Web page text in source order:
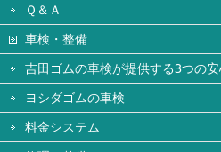
Ｑ＆Ａ
車検・整備
吉田ゴムの車検が提供する3つの
ヨシダゴムの車検
料金システム